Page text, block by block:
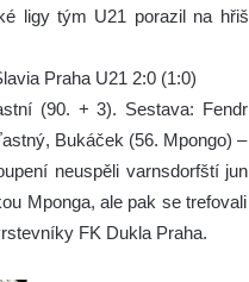
ligy tým U21 porazil na
Praha U21 2:0 (1:0)
(90. + 3). Sestava:
Bukáček (56. Mpongo)
neuspěli varnsdorfští
Mponga, ale pak se
FK Dukla Praha.